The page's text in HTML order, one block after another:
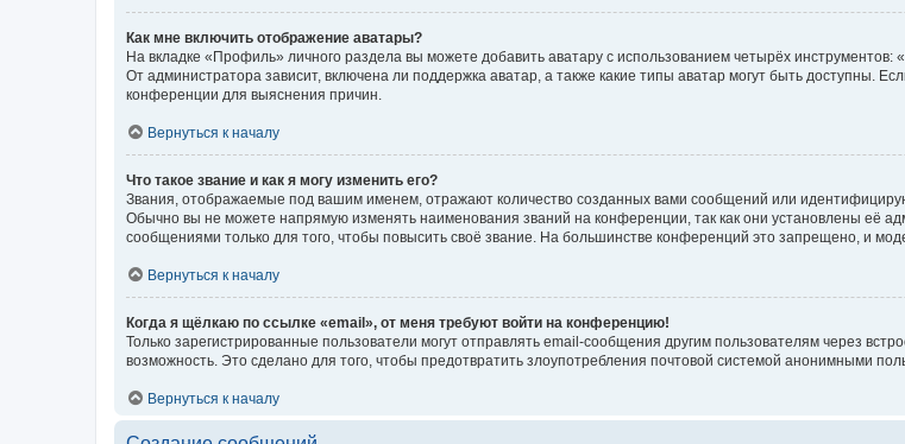
Как мне включить отображение аватары?
На вкладке «Профиль» личного раздела вы можете добавить аватару с использованием четырёх
От администратора зависит, включена ли поддержка аватар, а также какие типы аватар могут быть доступны.
конференции для выяснения причин.
Вернуться к началу
Что такое звание и как я могу изменить его?
Звания, отображаемые под вашим именем, отражают количество созданных вами сообщений или
Обычно вы не можете напрямую изменять наименования званий на конференции, так как они установлены её
сообщениями только для того, чтобы повысить своё звание. На большинстве конференций это запрещено, и
Вернуться к началу
Когда я щёлкаю по ссылке «email», от меня требуют войти на конференцию!
Только зарегистрированные пользователи могут отправлять email-сообщения другим пользователям через
возможность. Это сделано для того, чтобы предотвратить злоупотребления почтовой системой анонимными
Вернуться к началу